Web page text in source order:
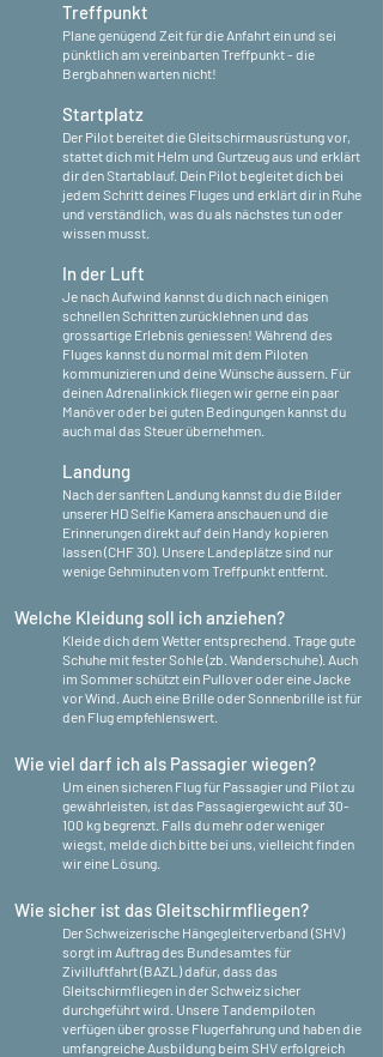
Treffpunkt
Plane genügend Zeit für die Anfahrt ein und sei
pünktlich am vereinbarten Treffpunkt - die
Bergbahnen warten nicht!
Startplatz
Der Pilot bereitet die Gleitschirmausrüstung vor,
stattet dich mit Helm und Gurtzeug aus und erklärt
dir den Startablauf. Dein Pilot begleitet dich bei
jedem Schritt deines Fluges und erklärt dir in Ruhe
und verständlich, was du als nächstes tun oder
wissen musst.
In der Luft
Je nach Aufwind kannst du dich nach einigen
schnellen Schritten zurücklehnen und das
grossartige Erlebnis geniessen! Während des
Fluges kannst du normal mit dem Piloten
kommunizieren und deine Wünsche äussern. Für
deinen Adrenalinkick fliegen wir gerne ein paar
Manöver oder bei guten Bedingungen kannst du
auch mal das Steuer übernehmen.
Landung
Nach der sanften Landung kannst du die Bilder
unserer HD Selfie Kamera anschauen und die
Erinnerungen direkt auf dein Handy kopieren
lassen (CHF 30). Unsere Landeplätze sind nur
wenige Gehminuten vom Treffpunkt entfernt.
Welche Kleidung soll ich anziehen?
Kleide dich dem Wetter entsprechend. Trage gute
Schuhe mit fester Sohle (zb. Wanderschuhe). Auch
im Sommer schützt ein Pullover oder eine Jacke
vor Wind. Auch eine Brille oder Sonnenbrille ist für
den Flug empfehlenswert.
Wie viel darf ich als Passagier wiegen?
Um einen sicheren Flug für Passagier und Pilot zu
gewährleisten, ist das Passagiergewicht auf 30-
100 kg begrenzt. Falls du mehr oder weniger
wiegst, melde dich bitte bei uns, vielleicht finden
wir eine Lösung.
Wie sicher ist das Gleitschirmfliegen?
Der Schweizerische Hängegleiterverband (SHV)
sorgt im Auftrag des Bundesamtes für
Zivilluftfahrt (BAZL) dafür, dass das
Gleitschirmfliegen in der Schweiz sicher
durchgeführt wird. Unsere Tandempiloten
verfügen über grosse Flugerfahrung und haben die
umfangreiche Ausbildung beim SHV erfolgreich